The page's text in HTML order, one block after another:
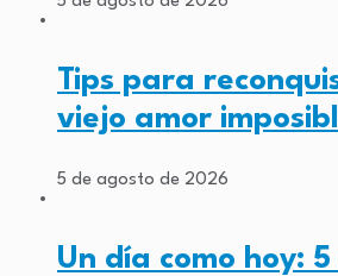
Tips para
viejo amor
5 de agosto de 2026
Un día como hoy: